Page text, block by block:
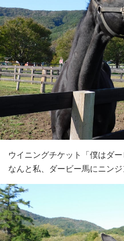
ウイニングチケット「僕はダー
なんと私、ダービー馬にニン